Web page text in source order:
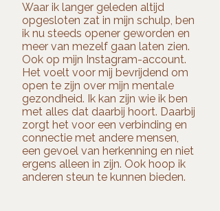
Waar ik langer geleden altijd
opgesloten zat in mijn schulp, ben
ik nu steeds opener geworden en
meer van mezelf gaan laten zien.
Ook op mijn Instagram-account.
Het voelt voor mij bevrijdend om
open te zijn over mijn mentale
gezondheid. Ik kan zijn wie ik ben
met alles dat daarbij hoort. Daarbij
zorgt het voor een verbinding en
connectie met andere mensen,
een gevoel van herkenning en niet
ergens alleen in zijn. Ook hoop ik
anderen steun te kunnen bieden.